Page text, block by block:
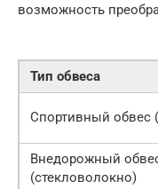
возможность
Тип обвеса
Спортивный обвес
Внедорожный
(стекловолокно)